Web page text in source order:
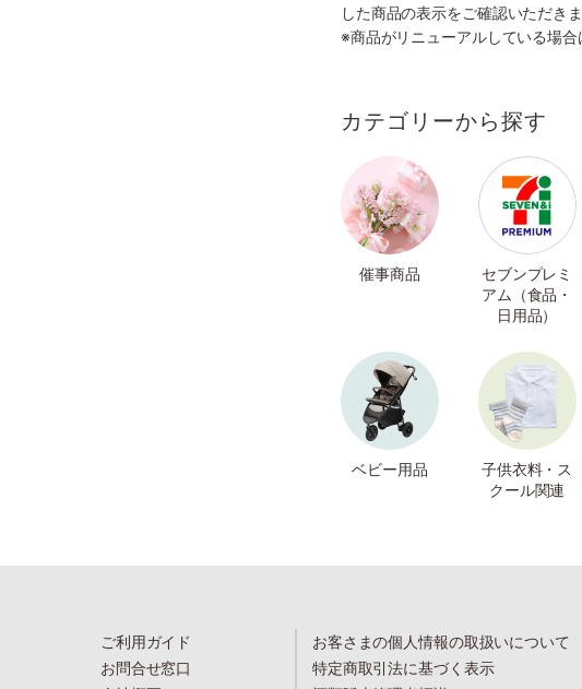
した商品の表示をご確認いただき
※商品がリニューアルしている場合
カテゴリーから探す
催事商品
セブンプレミ
アム（食品・
日用品）
ベビー用品
子供衣料・ス
クール関連
ご利用ガイド
お問合せ窓口
お客さまの個人情報の取扱いについて
特定商取引法に基づく表示